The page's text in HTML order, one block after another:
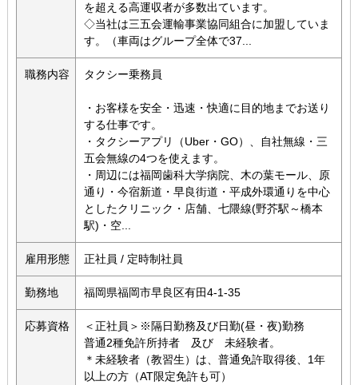
を超える高運収者が多数出ています。
◇当社は三五会運輸事業協同組合に加盟していま
す。（車両はグループ全体で37...
職務内容 タクシー乗務員
・お客様を安全・迅速・快適に目的地までお送り
する仕事です。
・タクシーアプリ（Uber・GO）、自社無線・三
五会無線の4つを使えます。
・周辺には福岡歯科大学病院、木の葉モール、原
通り・今宿新道・早良街道・平成外環通りを中心
としたクリニック・店舗、七隈線(野芥駅～橋本
駅)・空...
雇用形態 正社員 / 定時制社員
勤務地 福岡県福岡市早良区有田4-1-35
応募資格
＜正社員＞※隔日勤務及び日勤(昼・夜)勤務
普通2種免許所持者 及び 未経験者。
＊未経験者（教習生）は、普通免許取得後、1年
以上の方（AT限定免許も可）